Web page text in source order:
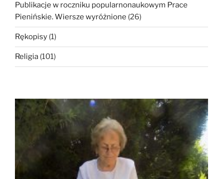
Publikacje w roczniku popularnonaukowym Prace
Pienińskie. Wiersze wyróżnione (26)
Rękopisy (1)
Religia (101)